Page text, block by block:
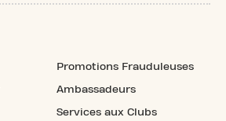
Promotions Frauduleuses
Ambassadeurs
Services aux Clubs